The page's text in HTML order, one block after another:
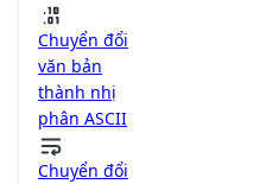
Chuyển đổi
văn bản
thành nhị
phân ASCII
Chuyển đổi